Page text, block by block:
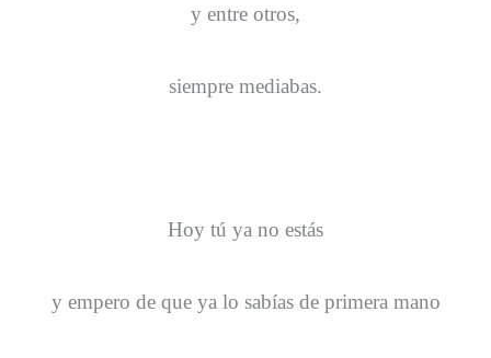
y entre otros,
siempre mediabas.
Hoy tú ya no estás
y empero de que ya lo sabías de primera mano